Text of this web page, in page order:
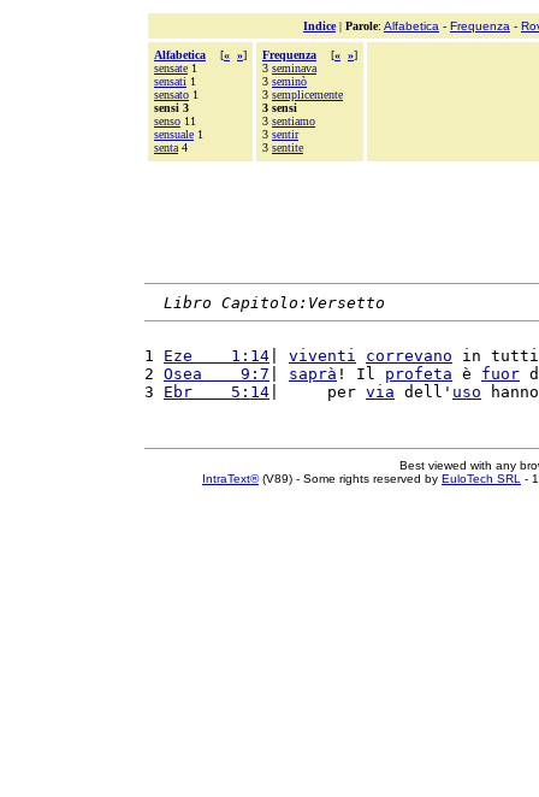
Indice| Parole: Alfabetica - Frequenza -
Alfabetica [« »]
sensate 1
sensati 1
sensato 1
sensi 3
senso 11
sensuale 1
senta 4
Frequenza [« »]
3 seminava
3 seminò
3 semplicemente
3 sensi
3 sentiamo
3 sentir
3 sentite
Libro Capitolo:Versetto
1 Eze    1:14 viventi correvano in
2 Osea    9:7 saprà ! Il profeta è fuor
3 Ebr    5:14 |     per via dell' uso
Best viewed with any
IntraText®(V89) - Some rights reserved by EuloTech SRL -